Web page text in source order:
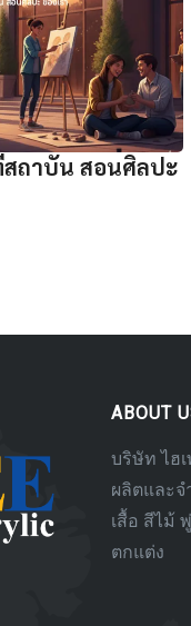
ถาบัน สอนศิลปะ
ABOUT
บริษัท ไฮ
ผลิตและ
เสื้อ สีไม้
ตกแต่ง